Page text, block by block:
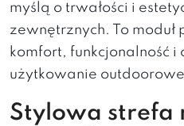
myślą o trwałości i
zewnętrznych. To moduł
komfort, funkcjonalność i
użytkowanie
Stylowa strefa